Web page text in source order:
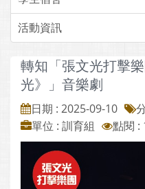
活動資訊
轉知「張文光打擊
光》」音樂劇
日期 : 2025-09-10
單位 : 訓育組
點閱 :